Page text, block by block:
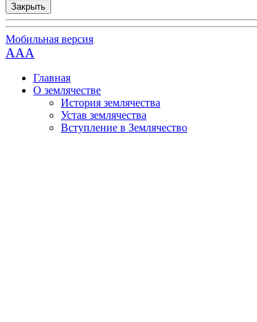
Закрыть
Мобильная версия
AAA
Главная
О землячестве
История землячества
Устав землячества
Вступление в Землячество